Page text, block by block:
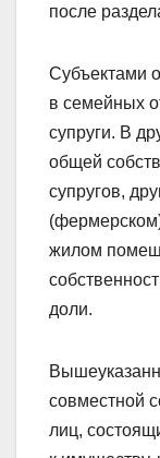
после
Субъектами
в семейных
супруги. В
общей
супругов,
жилом
доли.
совместной
лиц,